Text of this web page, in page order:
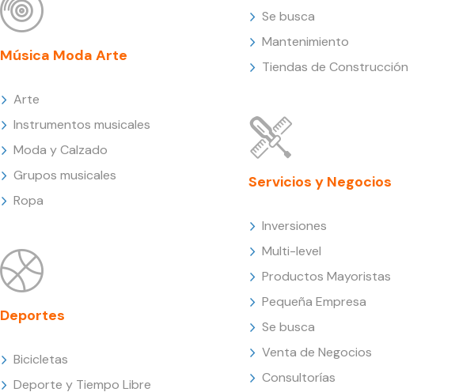
Música Moda Arte
Arte
Instrumentos musicales
Moda y Calzado
Grupos musicales
Ropa
Deportes
Bicicletas
Deporte y Tiempo Libre
Se busca
Mantenimiento
Tiendas de Construcción
Servicios y Negocios
Inversiones
Multi-level
Productos Mayoristas
Pequeña Empresa
Se busca
Venta de Negocios
Consultorías